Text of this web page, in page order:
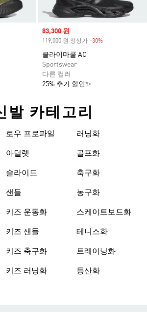
Sale price
83,300 원
119,000 원 정상가 -30%
클라이마쿨 AC
Sportswear
다른 컬러
25% 추가 할인✨
발 카테고리
로우 프로파일
아딜렛
슬라이드
샌들
키즈 운동화
키즈 샌들
키즈 축구화
키즈 러닝화
러닝화
골프화
축구화
농구화
스케이트보드화
테니스화
트레이닝화
등산화